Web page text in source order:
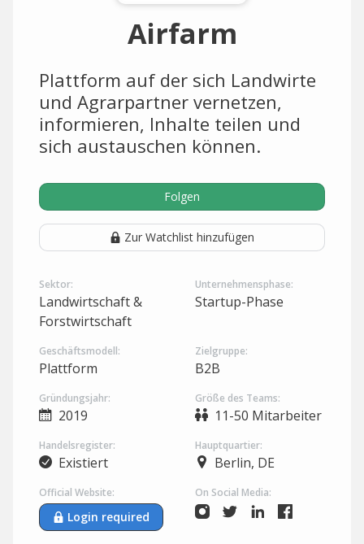
Airfarm
Plattform auf der sich Landwirte
und Agrarpartner vernetzen,
informieren, Inhalte teilen und
sich austauschen können.
Folgen
Zur Watchlist hinzufügen
Sektor:
Landwirtschaft &
Forstwirtschaft
Unternehmensphase:
Startup-Phase
Geschäftsmodell:
Plattform
Zielgruppe:
B2B
Gründungsjahr:
2019
Größe des Teams:
11-50 Mitarbeiter
Handelsregister:
Existiert
Hauptquartier:
Berlin, DE
Official Website:
Login required
On Social Media: